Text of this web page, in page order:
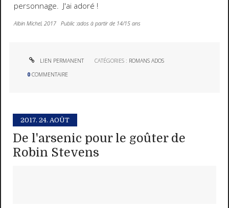
personnage. J'ai adoré !
Albin Michel, 2017 Public :ados à partir de 14/15 ans
LIEN PERMANENT CATÉGORIES : ROMANS ADOS
0 COMMENTAIRE
2017. 24. AOÛT
De l'arsenic pour le goûter de
Robin Stevens